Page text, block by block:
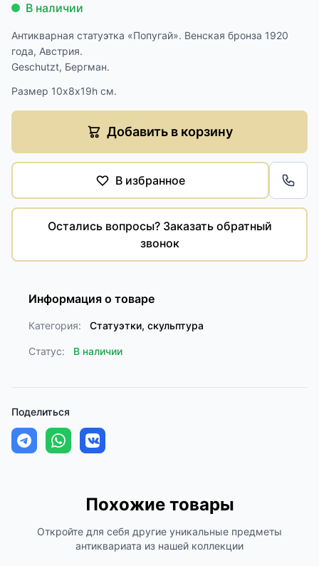
В наличии
Антикварная статуэтка «Попугай». Венская бронза 1920
года, Австрия.
Geschutzt, Бергман.
Размер 10х8х19h см.
Добавить в корзину
В избранное
Остались вопросы? Заказать обратный
звонок
Информация о товаре
Категория: Статуэтки, скульптура
Статус: В наличии
Поделиться
Похожие товары
Откройте для себя другие уникальные предметы
антиквариата из нашей коллекции